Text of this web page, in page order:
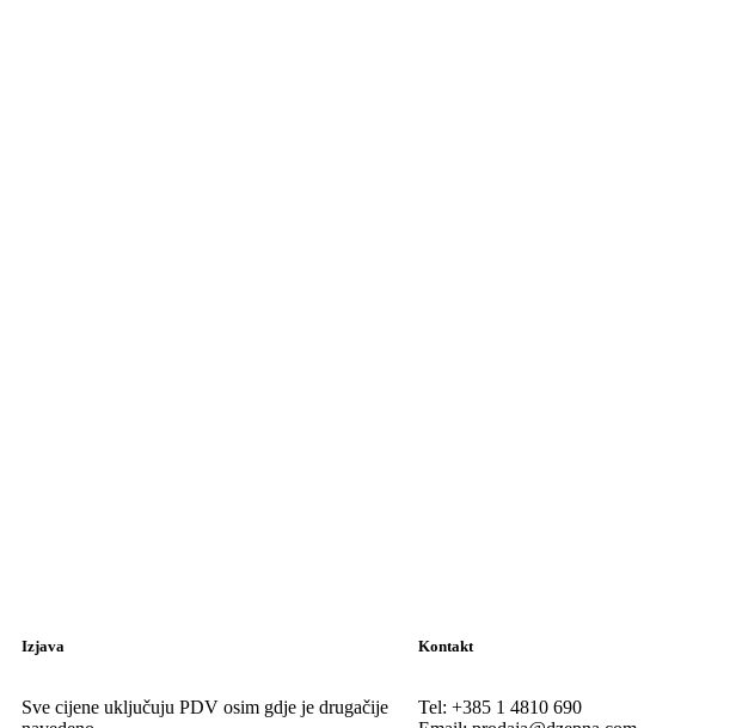
Izjava
Sve cijene uključuju PDV osim gdje je drugačije
Kontakt
Tel: +385 1 4810 690